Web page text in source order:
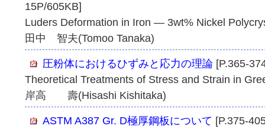
15P/605KB]
Luders Deformation in Iron ― 3wt% Nickel
田中 智夫(Tomoo Tanaka)
圧粉体におけるひずみと応力の理論 [P.365-
Theoretical Treatments of Stress and Strain in
岸高 壽(Hisashi Kishitaka)
ASTM A387 Gr. D極厚鋼板について [P.375-